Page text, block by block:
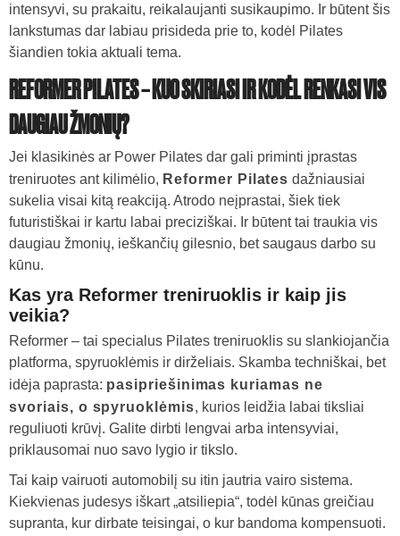
intensyvi, su prakaitu, reikalaujanti susikaupimo. Ir būtent šis
lankstumas dar labiau prisideda prie to, kodėl Pilates
šiandien tokia aktuali tema.
REFORMER PILATES – KUO SKIRIASI IR KODĖL RENKASI VIS
DAUGIAU ŽMONIŲ?
Jei klasikinės ar Power Pilates dar gali priminti įprastas
treniruotes ant kilimėlio, Reformer Pilates dažniausiai
sukelia visai kitą reakciją. Atrodo neįprastai, šiek tiek
futuristiškai ir kartu labai preciziškai. Ir būtent tai traukia vis
daugiau žmonių, ieškančių gilesnio, bet saugaus darbo su
kūnu.
Kas yra Reformer treniruoklis ir kaip jis
veikia?
Reformer – tai specialus Pilates treniruoklis su slankiojančia
platforma, spyruoklėmis ir dirželiais. Skamba techniškai, bet
idėja paprasta: pasipriešinimas kuriamas ne
svoriais, o spyruoklėmis, kurios leidžia labai tiksliai
reguliuoti krūvį. Galite dirbti lengvai arba intensyviai,
priklausomai nuo savo lygio ir tikslo.
Tai kaip vairuoti automobilį su itin jautria vairo sistema.
Kiekvienas judesys iškart „atsiliepia“, todėl kūnas greičiau
supranta, kur dirbate teisingai, o kur bandoma kompensuoti.